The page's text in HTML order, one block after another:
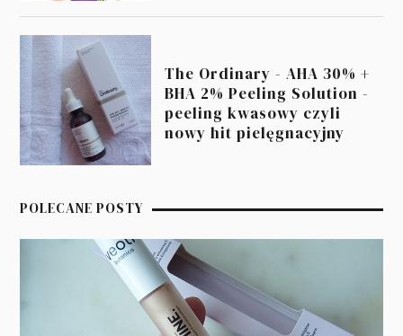
The Ordinary - AHA 30% +
BHA 2% Peeling Solution -
peeling kwasowy czyli
nowy hit pielęgnacyjny
POLECANE POSTY